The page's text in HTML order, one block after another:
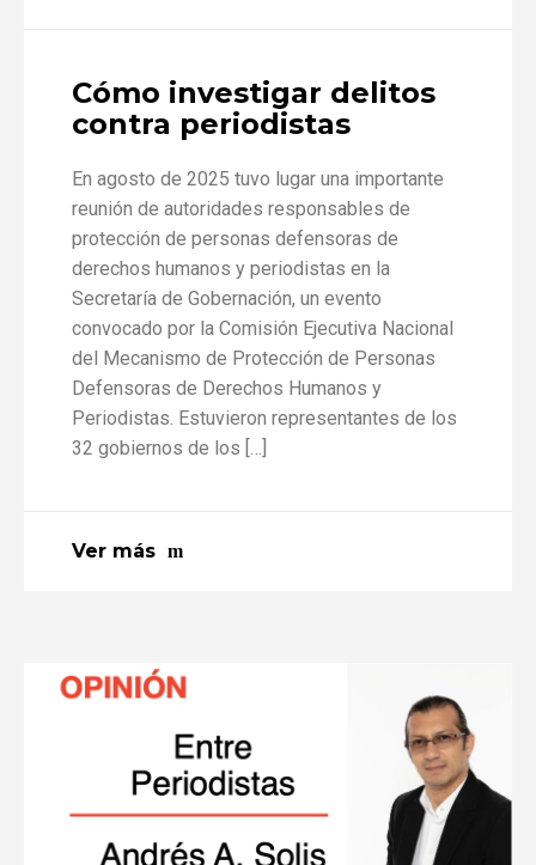
Cómo investigar delitos
contra periodistas
En agosto de 2025 tuvo lugar una importante
reunión de autoridades responsables de
protección de personas defensoras de
derechos humanos y periodistas en la
Secretaría de Gobernación, un evento
convocado por la Comisión Ejecutiva Nacional
del Mecanismo de Protección de Personas
Defensoras de Derechos Humanos y
Periodistas. Estuvieron representantes de los
32 gobiernos de los […]
Ver más